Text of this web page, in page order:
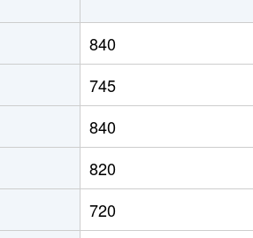
徒歩3分 20m²
徒歩3分 20m²
徒歩3分 20m²
徒歩3分 40m²
徒歩25分 45m²
840
745
840
820
720